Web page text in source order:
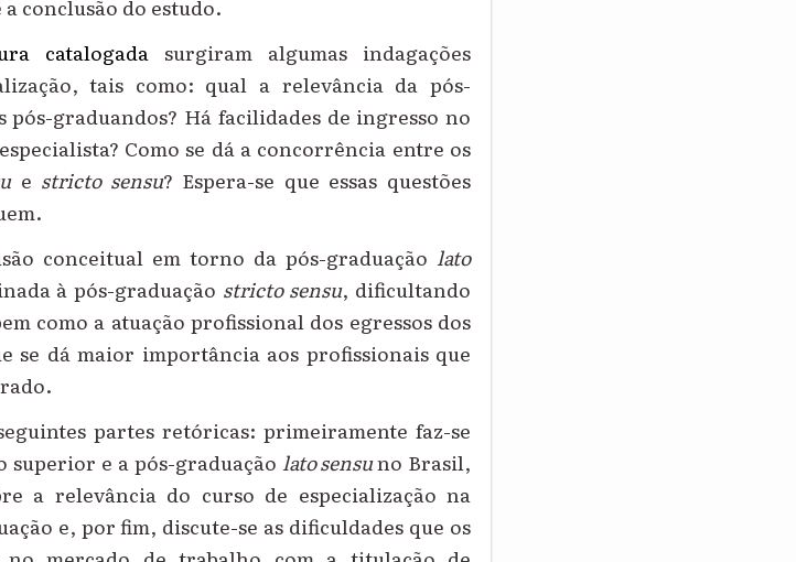
conclusão do estudo.
catalogada surgiram algumas indagações
tais como: qual a relevância da pós-
pós-graduandos? Há facilidades de ingresso no
Como se dá a concorrência entre os
e stricto sensu? Espera-se que essas questões
conceitual em torno da pós-graduação lato
à pós-graduação stricto sensu, dificultando
como a atuação profissional dos egressos dos
se dá maior importância aos profissionais que
s partes retóricas: primeiramente faz-se
superior e a pós-graduação lato sensuno Brasil,
a relevância do curso de especialização na
ção e, por fim, discute-se as dificuldades que os